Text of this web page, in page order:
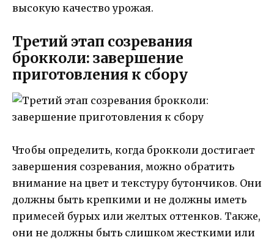
высокую качество урожая.
Третий этап созревания
брокколи: завершение
приготовления к сбору
Чтобы определить, когда брокколи достигает
завершения созревания, можно обратить
внимание на цвет и текстуру бутончиков. Они
должны быть крепкими и не должны иметь
примесей бурых или желтых оттенков. Также,
они не должны быть слишком жесткими или